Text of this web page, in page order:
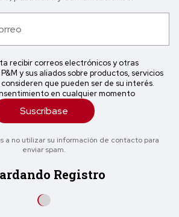
recibir correos electrónicos y otras
y sus aliados sobre productos, servicios
que pueden ser de su interés.
en cualquier momento
Suscríbase
a no utilizar su información de contacto para
enviar spam.
Registro